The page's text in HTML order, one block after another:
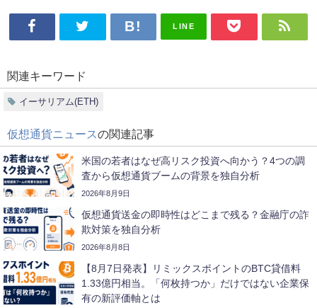
LINE
関連キーワード
イーサリアム(ETH)
仮想通貨ニュースの関連記事
米国の若者はなぜ高リスク投資へ向かう？4つの調
査から仮想通貨ブームの背景を独自分析
2026年8月9日
仮想通貨送金の即時性はどこまで残る？金融庁の詐
欺対策を独自分析
2026年8月8日
【8月7日発表】リミックスポイントのBTC貸借料
1.33億円相当。「何枚持つか」だけではない企業保
有の新評価軸とは